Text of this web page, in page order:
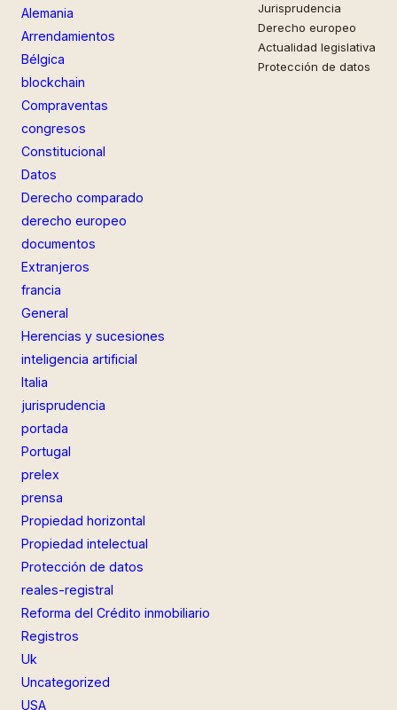
Alemania
Arrendamientos
Bélgica
blockchain
Compraventas
congresos
Constitucional
Datos
Derecho comparado
derecho europeo
documentos
Extranjeros
francia
General
Herencias y sucesiones
inteligencia artificial
Italia
jurisprudencia
portada
Portugal
prelex
prensa
Propiedad horizontal
Propiedad intelectual
Protección de datos
reales-registral
Reforma del Crédito inmobiliario
Registros
Uk
Uncategorized
USA
Jurisprudencia
Derecho europeo
Actualidad legislativa
Protección de datos